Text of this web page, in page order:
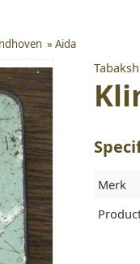
» Aida
Merk